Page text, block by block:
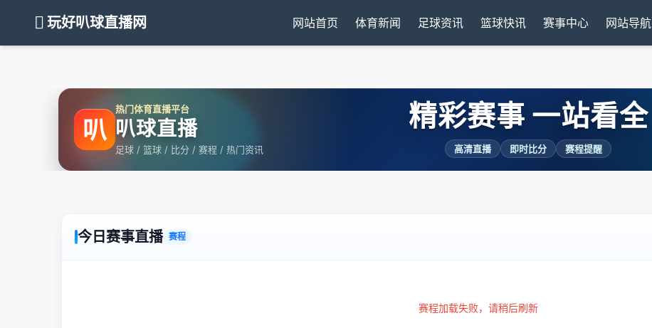
玩好叭球直播网 网站首页 体育新闻 足球资讯 篮球快讯 赛事中心 网站导航
叭
热门体育直播平台
叭球直播
足球 / 篮球 / 比分 / 赛程 / 热门资讯
精彩赛事 一站看全
高清直播 即时比分 赛程提醒